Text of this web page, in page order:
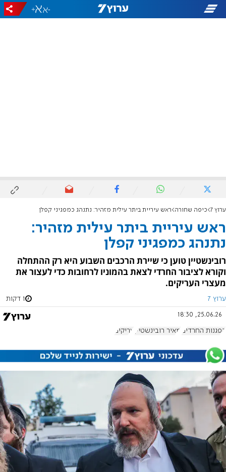
-
+
ערוץ 7 כיפה שחורה ראש עיריית ביתר עילית מזהיר: נתנהג כמפגיני קפלן
ראש עיריית ביתר עילית מזהיר:
נתנהג כמפגיני קפלן
רובינשטיין טוען כי שיירת הרכבים השבוע היא רק ההתחלה
וקורא לציבור החרדי לצאת בהמוניו לרחובות כדי לעצור את
מעצרי העריקים.
ערוץ 7 1 דקות
25.06.26, 18:30
הפגנות החרדים מאיר רובינשטיין עריקים